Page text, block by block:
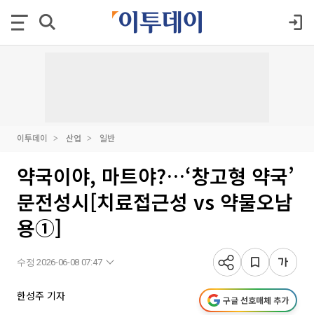
이투데이 산업 일반
약국이야, 마트야?…‘창고형 약국’
문전성시[치료접근성 vs 약물오남
용①]
수정 2026-06-08 07:47
한성주 기자 구글 선호매체 추가